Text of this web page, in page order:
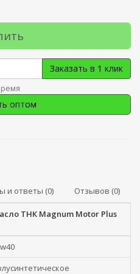
Заказать в 1 клик
оптом
и ответы (0) Отзывов (0)
ТНК Magnum Motor Plus